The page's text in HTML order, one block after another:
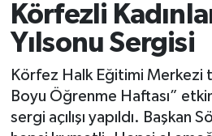
Körfezli
Yılsonu Sergisi
Körfez Halk Eğitimi Merkezi
Boyu Öğrenme Haftası”
sergi açılışı yapıldı. Başkan
Süper Lig Puan Durumu
Son Dakika Haberleri